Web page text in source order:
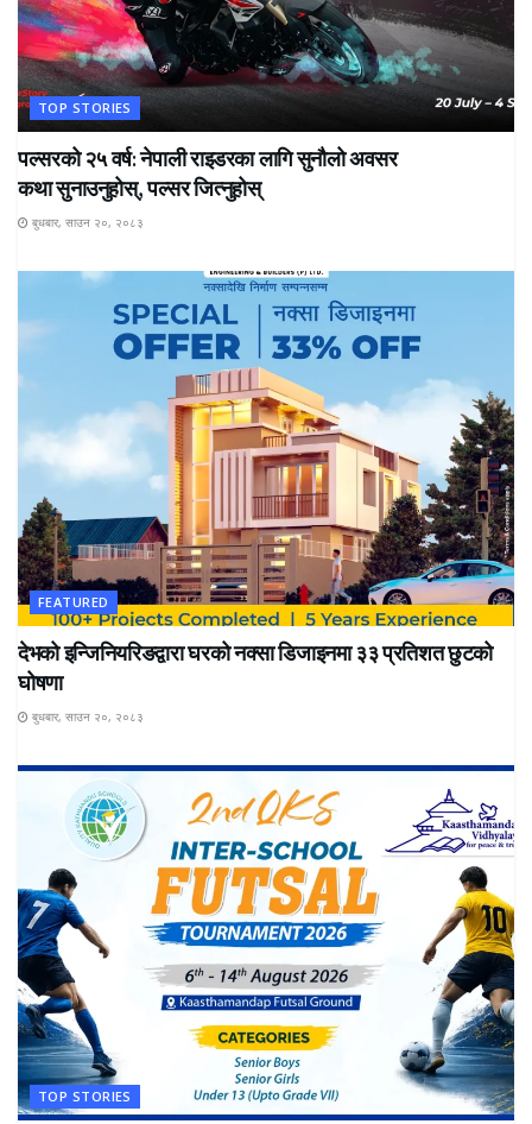
TOP STORIES
पल्सरको २५ वर्ष: नेपाली राइडरका लागि सुनौलो अवसर
कथा सुनाउनुहोस्, पल्सर जित्नुहोस्
बुधबार, साउन २०, २०८३
FEATURED
देभको इन्जिनियरिङद्वारा घरको नक्सा डिजाइनमा ३३ प्रतिशत छुटको
घोषणा
बुधबार, साउन २०, २०८३
TOP STORIES